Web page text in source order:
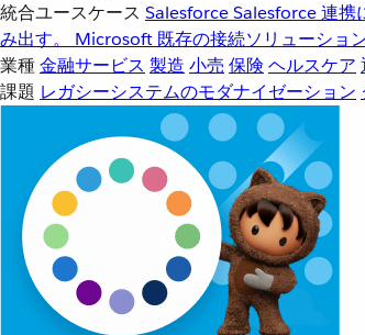
統合ユースケース SalesforceSalesforce 連携
み出す。
Microsoft 既存の接続ソリューショ
業種金融サービス 製造 小売 保険 ヘルスケア
課題 レガシーシステムのモダナイゼーション